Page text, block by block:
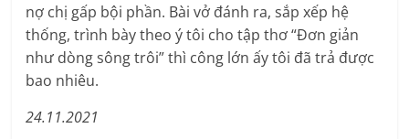
nợ chị gấp bội phần. Bài vở đánh ra, sắp xếp hệ
thống, trình bày theo ý tôi cho tập thơ “Đơn giản
như dòng sông trôi” thì công lớn ấy tôi đã trả được
bao nhiêu.
24.11.2021